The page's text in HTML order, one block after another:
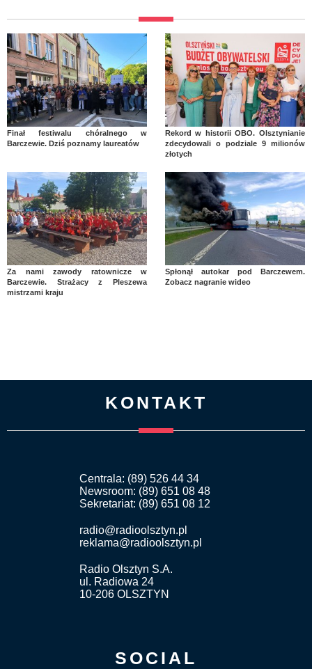
Finał festiwalu chóralnego w
Barczewie. Dziś poznamy laureatów
Rekord w historii OBO. Olsztynianie
zdecydowali o podziale 9 milionów
złotych
Za nami zawody ratownicze w
Barczewie. Strażacy z Pleszewa
mistrzami kraju
Spłonął autokar pod Barczewem.
Zobacz nagranie wideo
KONTAKT
Centrala: (89) 526 44 34
Newsroom: (89) 651 08 48
Sekretariat: (89) 651 08 12
radio@radioolsztyn.pl
reklama@radioolsztyn.pl
Radio Olsztyn S.A.
ul. Radiowa 24
10-206 OLSZTYN
SOCIAL